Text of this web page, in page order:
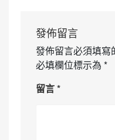
發佈留言
發佈留言必須填寫
必填欄位標示為 *
留言*